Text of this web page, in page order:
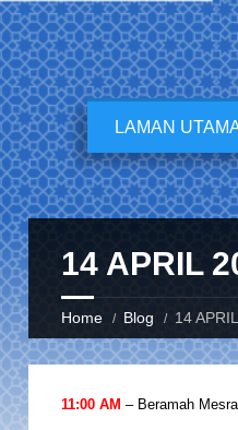
LAMAN
14 APRIL
Home Blog 14
11:00 AM – Beramah